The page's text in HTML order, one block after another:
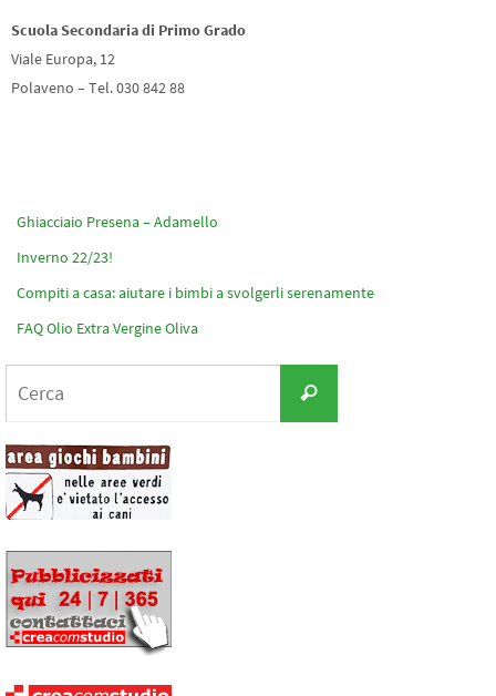
Scuola Secondaria di Primo Grado
Viale Europa, 12
Polaveno – Tel. 030 842 88
Ghiacciaio Presena – Adamello
Inverno 22/23!
Compiti a casa: aiutare i bimbi a svolgerli serenamente
FAQ Olio Extra Vergine Oliva
Cerca